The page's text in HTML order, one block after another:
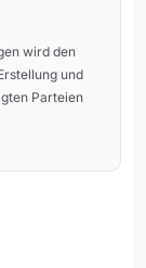
wird den
und
Parteien